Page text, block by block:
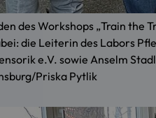
des Workshops „Train the
die Leiterin des Labors
e.V. sowie Anselm
Priska Pytlik